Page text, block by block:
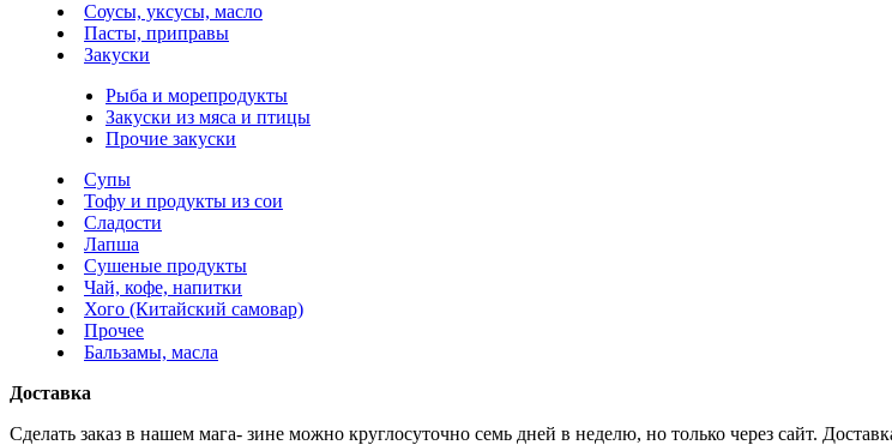
Соусы, уксусы, масло
Пасты, приправы
Закуски
Рыба и морепродукты
Закуски из мяса и птицы
Прочие закуски
Супы
Тофу и продукты из сои
Сладости
Лапша
Сушеные продукты
Чай, кофе, напитки
Хого (Китайский самовар)
Прочее
Бальзамы, масла
Доставка
Сделать заказ в нашем мага- зине можно круглосуточно семь дней в неделю, но только через сайт.